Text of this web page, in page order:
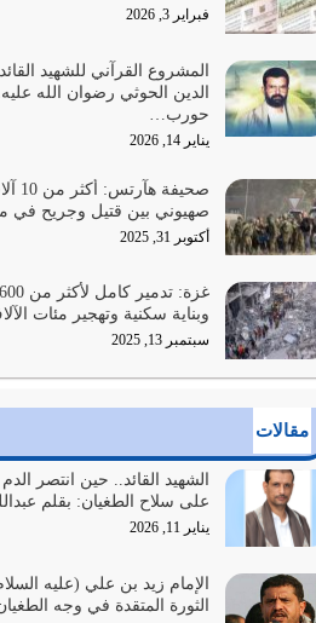
يوليو 28, 2026
هل نحن من الصالحين؟ قيِّم نفسك هنا
على أصله وأعرض نفسك، وأعرض ما
يوليو 27, 2026
عندما يكون عدوك هو عدو الله معناه أن
الضعف فيه كثيرة وسينصرك الله عليه
يوليو 26, 2026
أراد الله لهذه الأمة ان تكون خير امة
بالنهوض بالأمر بالمعروف والنهي عن…
يوليو 25, 2026
أي أمة تتفرق في الدين وتتفرق في كيانها
أصبحت أمة عاجزة عن النهوض…
يوليو 23, 2026
يجب أن نعود جميعاً الى القرآن وعندنا
فبراير 3, 2026
المشروع القرآني للشهيد
الدين الحوثي رضوان الله
حورب…
يناير 14, 2026
صهيوني بين قتيل وجريح في
أكتوبر 31, 2025
وبناية سكنية وتهجير مئات
سبتمبر 13, 2025
مقالات
الشهيد القائد.. حين انتصر
على سلاح الطغيان: بقلم
يناير 11, 2026
الإمام زيد بن علي (عليه
الثورة المتقدة في وجه